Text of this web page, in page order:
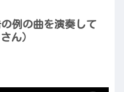
の例の曲を演奏して
ん）